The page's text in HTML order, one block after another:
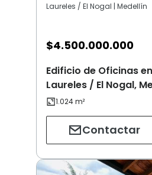
Laureles / El Nogal | Medellín
$4.500.000.000
Edificio de Oficinas
Laureles / El Nogal,
Contactar